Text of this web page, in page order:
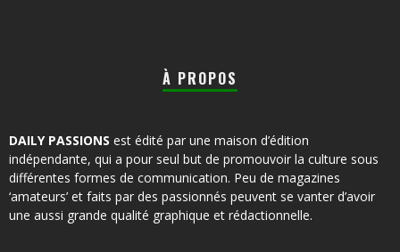
À PROPOS
DAILY PASSIONS est édité par une maison d’édition
indépendante, qui a pour seul but de promouvoir la culture sous
différentes formes de communication. Peu de magazines
‘amateurs’ et faits par des passionnés peuvent se vanter d’avoir
une aussi grande qualité graphique et rédactionnelle.